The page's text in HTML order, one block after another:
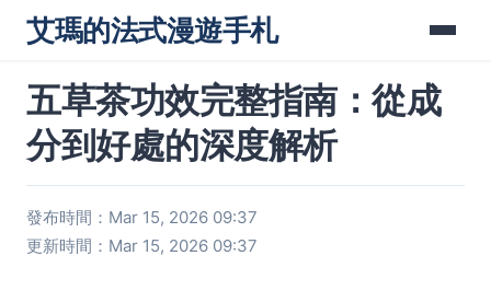
艾瑪的法式漫遊手札
五草茶功效完整指南：從成
分到好處的深度解析
發布時間：Mar 15, 2026 09:37
更新時間：Mar 15, 2026 09:37